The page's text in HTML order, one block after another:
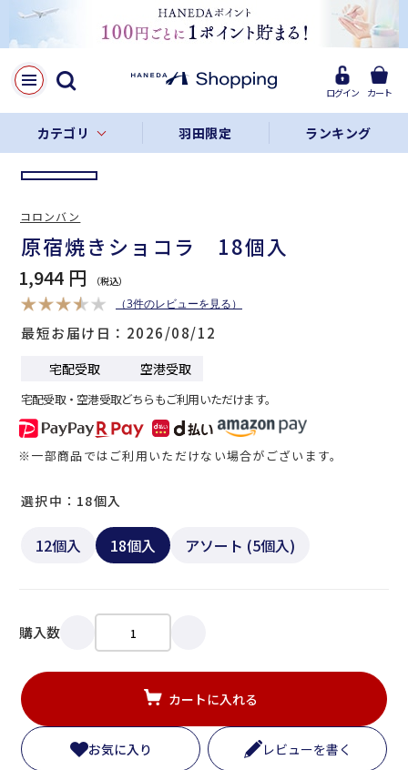
ログイン カート
カテゴリ 羽田限定 ランキング
LINE
Facebook
リンクをコピー
原宿焼きショコラ 18個入
1,944 円
（3件のレビューを見る）
最短お届け日 2026/08/12
宅配受取 空港受取
宅配受取・空港受取どちらもご利用いただけます。
※一部商品ではご利用いただけない場合がございます。
12個入 18個入 アソート (5個入)
選択中：18個入
購入数
カートに入れる
お気に入り レビューを書く
コロンバン